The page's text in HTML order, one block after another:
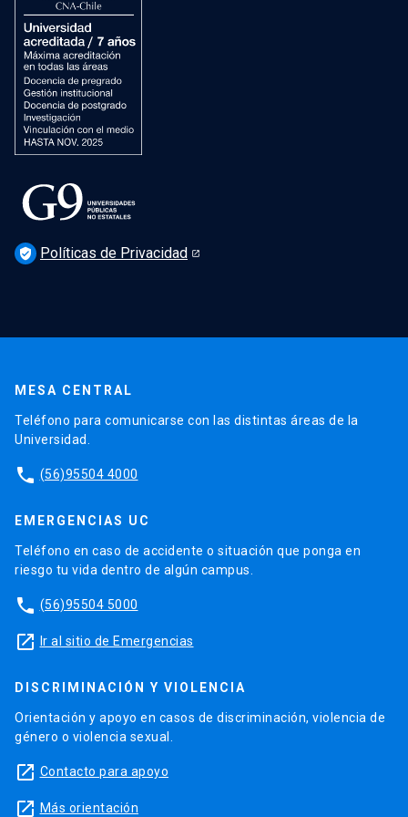
verified_user Políticas de Privacidad
MESA CENTRAL
Teléfono para comunicarse con las distintas áreas de la
Universidad.
phone (56)95504 4000
EMERGENCIAS UC
Teléfono en caso de accidente o situación que ponga en
riesgo tu vida dentro de algún campus.
phone (56)95504 5000
launch Ir al sitio de Emergencias
DISCRIMINACIÓN Y VIOLENCIA
Orientación y apoyo en casos de discriminación, violencia de
género o violencia sexual.
launch Contacto para apoyo
launch Más orientación